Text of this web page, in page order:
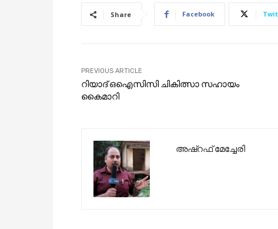
Share Facebook
PREVIOUS ARTICLE
റിയാദ് ഒഐസിസി ചികിത്സാ സഹായം
കൈമാറി
അഷ്റഫ് മേച്ചേരി